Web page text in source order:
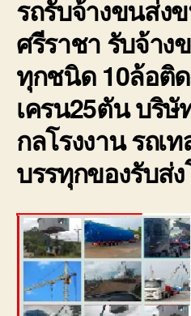
รถรับจ้างขนส่ง
ศรีราชา รับจ้า
ทุกชนิด 10ล้อติด
เครน25ตัน บริษั
กลโรงงาน รถเ
บรรทุกของรับส่ง